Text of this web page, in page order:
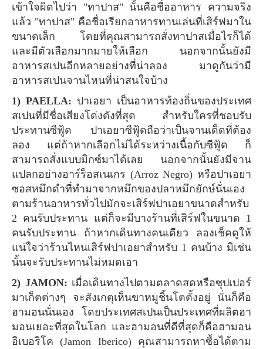
เข้าใจผิดไปว่า "ทาปาส" นั้นคือชื่ออาหาร ความจริง
แล้ว "ทาปาส" คือชื่อเรียกอาหารทานเล่นที่เสิร์ฟมาใน
ขนาดเล็ก โดยที่คุณสามารถสั่งทาปาสเมื่อไรก็ได้
และมีตัวเลือกมากมายให้เลือก นอกจากนั้นยังมี
อาหารสเปนอีกหลายอย่างที่น่าลอง มาดูกันว่ามี
อาหารสเปนจานไหนที่น่าสนใจบ้าง
1) PAELLA: ปาเอยา เป็นอาหารท้องถิ่นของประเทศ
สเปนที่มีชื่อเสียงโด่งดังที่สุด สำหรับใครที่ชอบรับ
ประทานซีฟู้ด ปาเอยาซีฟู้ดถือว่าเป็นจานเด็ดที่ต้อง
ลอง แต่ถ้าหากเลือกไม่ได้ระหว่างเนื้อกับซีฟู้ด ก็
สามารถสั่งแบบมิกซ์มาได้เลย นอกจากนั้นยังมีจาน
แปลกอย่างอาร์ร็อสเนเกร (Arroz Negro) หรือปาเอยา
ซอสหมึกดำที่ทำมาจากหมึกของปลาหมึกยักษ์นั่นเอง
ตามร้านอาหารทั่วไปมักจะเสิร์ฟปาเอยาขนาดสำหรับ
2 คนรับประทาน แต่ก็จะมีบางร้านที่เสิร์ฟในขนาด 1
คนรับประทาน ถ้าหากเดินทางคนเดียว ลองเช็คดูให้
แน่ใจว่าร้านไหนเสิร์ฟปาเอยาสำหรับ 1 คนบ้าง มิเช่น
นั้นจะรับประทานไม่หมดเอา
2) JAMON: เมื่อเดินทางไปตามตลาดสดหรือซุปเปอร์
มาเก็ตต่างๆ จะสังเกตุเห็นขาหมูชิ้นโตตั้งอยู่ นั่นก็คือ
ฮามอนนั่นเอง โดยประเทศสเปนเป็นประเทศที่ผลิตฮา
มอนเยอะที่สุดในโลก และฮามอนที่ดีที่สุดก็คือฮามอน
อิเบอริโค (Jamon Iberico) คุณสามารถหาซื้อได้ตาม